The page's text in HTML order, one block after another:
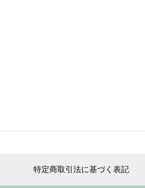
特定商取引法に基づく表記